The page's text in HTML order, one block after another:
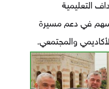
التعليمية
في دعم مسيرة
والمجتمعي.